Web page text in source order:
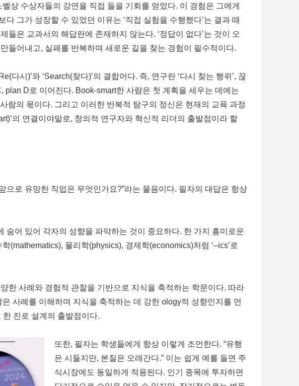
상 수상자들의 강연을 직접 들을 기회를 얻었다. 이 경험은 그에게
그가 성장할 수 있었던 이유는 ‘직접 실험을 수행했다’는 결과 때
들은 교과서의 해답란에 존재하지 않는다. ‘정답이 없다’는 것이 오
들어내고, 실패를 반복하며 새로운 길을 찾는 경험이 필수적이다.
다시)’와 ‘Search(찾다)’의 결합어다. 즉, 연구란 ‘다시 찾는 행위’, 끊
D로 이어진다. Book-smart한 사람은 첫 계획을 세우는 데에는
람의 몫이다. 그리고 이러한 반복적 탐구의 정신은 현재의 교육 과정
의 연결이야말로, 창의적 연구자와 혁신적 리더의 출발점이라 할
으로 유망한 직업은 무엇인가요?”라는 물음이다. 필자의 대답은 항상
어 있어 각자의 성향을 파악하는 것이 중요하다. 한 가지 흥미로운
(mathematics), 물리학(physics), 경제학(economics)처럼 ‘–ics’로
한 사례와 경험적 관찰을 기반으로 지식을 축적하는 학문이다. 따라
사례를 이해하며 지식을 축적하는 데 강한 ology적 성향인지를 먼
진로 설계의 출발점이다.
또한, 필자는 학생들에게 항상 이렇게 조언한다. “유행
은 시들지만, 본질은 오래간다.” 이는 쉽게 예를 들면 주
식시장에도 동일하게 적용된다. 인기 종목에 투자하면